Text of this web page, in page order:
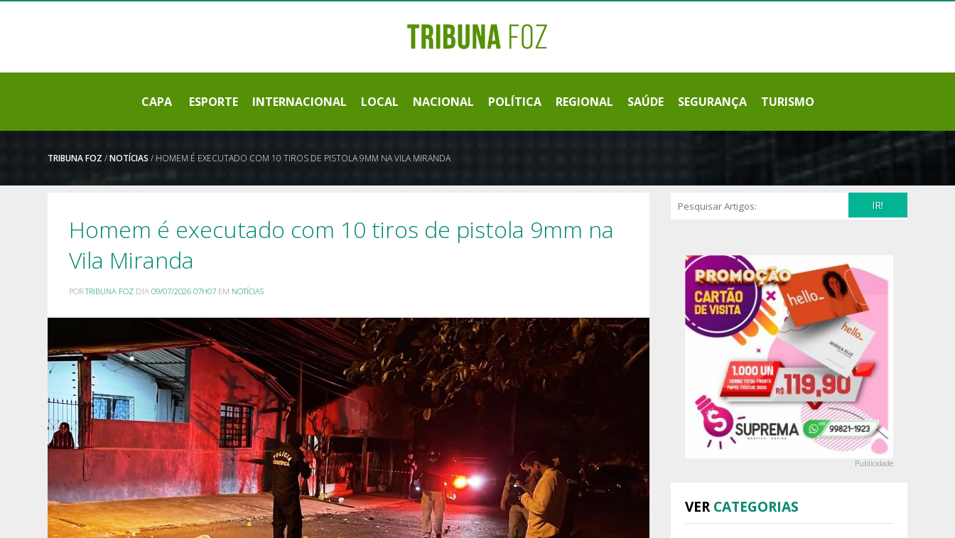
CAPA ESPORTE INTERNACIONAL LOCAL NACIONAL POLÍTICA REGIONAL SAÚDE SEGURANÇA TURISMO
TRIBUNA FOZ /NOTÍCIAS / HOMEM É EXECUTADO COM 10 TIROS DE PISTOLA 9MM NA VILA MIRANDA
Homem é executado com 10 tiros de pistola 9mm na
Vila Miranda
PORTRIBUNA FOZ DIA09/07/2026 07H07 EM NOTÍCIAS
IR!
Publicidade
VERCATEGORIAS